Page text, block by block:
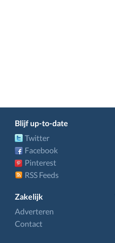
Blijf up-to-date
Twitter
Facebook
Pinterest
RSS Feeds
Zakelijk
Adverteren
Contact